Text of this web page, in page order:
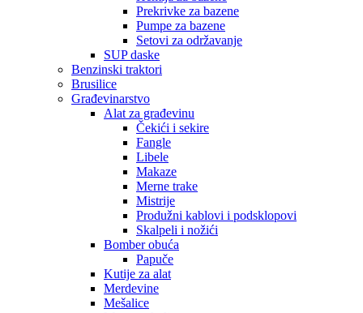
Prekrivke za bazene
Pumpe za bazene
Setovi za održavanje
SUP daske
Benzinski traktori
Brusilice
Građevinarstvo
Alat za građevinu
Čekići i sekire
Fangle
Libele
Makaze
Merne trake
Mistrije
Produžni kablovi i podsklopovi
Skalpeli i nožići
Bomber obuća
Papuče
Kutije za alat
Merdevine
Mešalice